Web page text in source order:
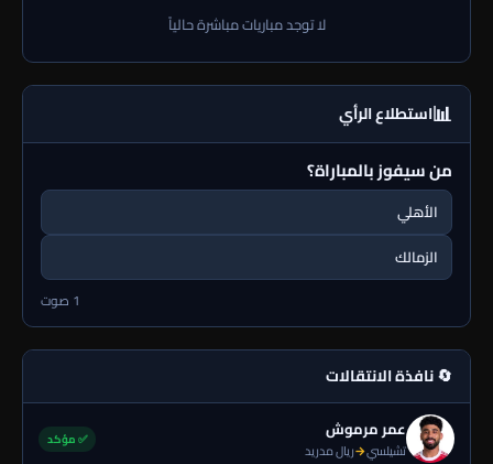
لا توجد مباريات مباشرة حالياً
📊استطلاع الرأي
من سيفوز بالمباراة؟
الأهلي
الزمالك
1 صوت
🔄 نافذة الانتقالات
عمر مرموش
تشيلسي→ريال مدريد
✅ مؤكد